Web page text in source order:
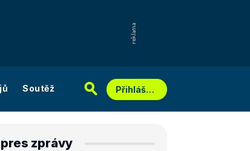
Soutěž Přihlášení
zprávy